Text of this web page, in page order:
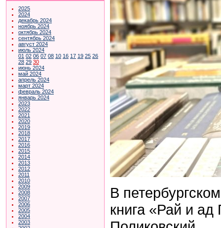
2025
2024
декабрь 2024
ноябрь 2024
октябрь 2024
сентябрь 2024
август 2024
июль 2024
01 02 06 07 08 10 16 17 19 25 26
28 29 30
июнь 2024
май 2024
апрель 2024
март 2024
февраль 2024
январь 2024
2023
2022
2021
2020
2019
2018
2017
2016
2015
2014
2013
2012
2011
2010
2009
2008
2007
2006
2005
2004
2003
В
книга «Рай и